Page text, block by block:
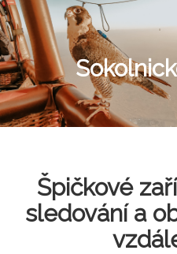
Špičkové
sledování a